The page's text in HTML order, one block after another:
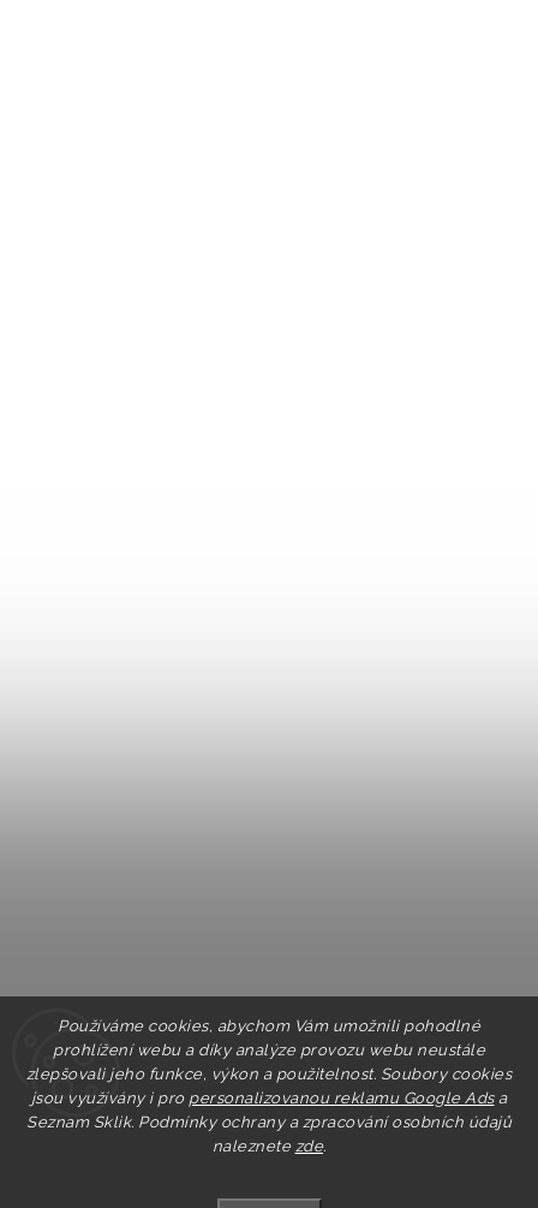
Používáme cookies, abychom Vám umožnili pohodlné
prohlížení webu a díky analýze provozu webu neustále
zlepšovali jeho funkce, výkon a použitelnost. Soubory cookies
jsou využívány i pro personalizovanou reklamu Google Adsa
Seznam Sklik. Podmínky ochrany a zpracování osobních údajů
naleznete zde.